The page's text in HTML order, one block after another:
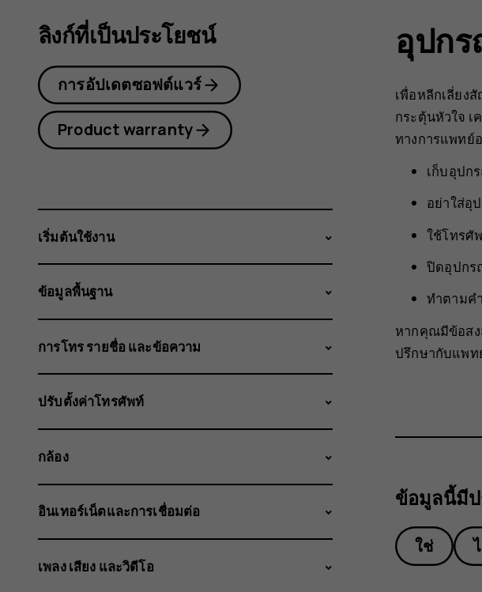
3G อุปก
เพื่อหลีกเลี่ยง
กระตุ้นหัวใจ
ทางการแพทย์
เก็บอุปก
อย่าใส่อุ
ใช้โทรศั
ปิดอุปกร
ทำตามค
หากคุณมีข้อสง
ปรึกษากับแพ
ข้อมูลนี้มี
ใช่
ลิงก์ที่เป็นประโยชน์
การอัปเดตซอฟต์แวร์
Product warranty
เริ่มต้นใช้งาน
ข้อมูลพื้นฐาน
การโทร รายชื่อ และข้อความ
ปรับตั้งค่าโทรศัพท์
กล้อง
อินเทอร์เน็ตและการเชื่อมต่อ
เพลง เสียง และวิดีโอ